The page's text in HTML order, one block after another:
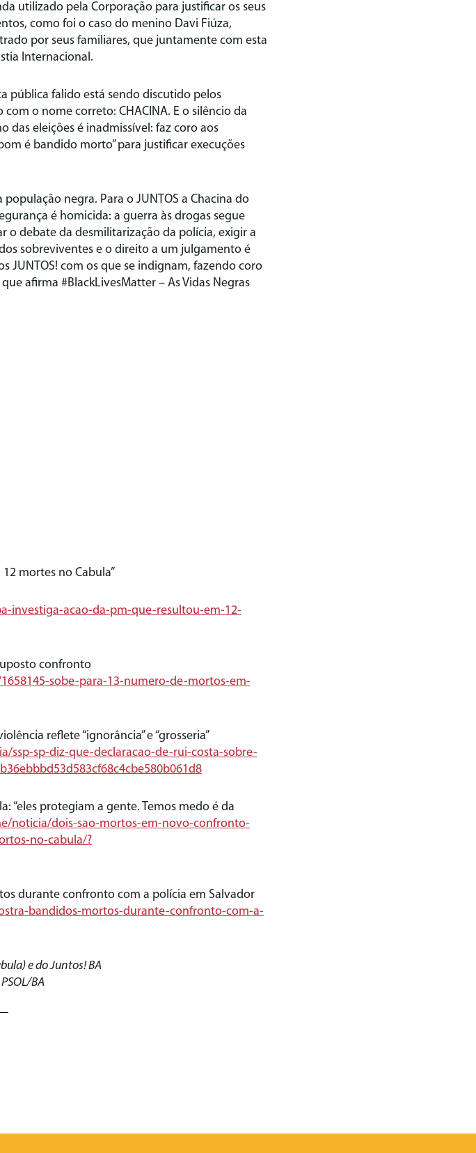
utilizado pela Corporação para justificar os seus
como foi o caso do menino Davi Fiúza,
por seus familiares, que juntamente com esta
Internacional.
pública falido está sendo discutido pelos
o nome correto: CHACINA. E o silêncio da
eleições é inadmissível: faz coro aos
é bandido morto” para justificar execuções
negra. Para o JUNTOS a Chacina do
é homicida: a guerra às drogas segue
o debate da desmilitarização da polícia, exigir a
sobreviventes e o direito a um julgamento é
JUNTOS! com os que se indignam, fazendo coro
afirma #BlackLivesMatter – As Vidas Negras
mortes no Cabula”
investiga-acao-da-pm-que-resultou-em-12-
confronto
sobe-para-13-numero-de-mortos-em-
reflete “ignorância” e “grosseria”
ssp-sp-diz-que-declaracao-de-rui-costa-sobre-
“eles protegiam a gente. Temos medo é da
noticia/dois-sao-mortos-em-novo-confronto-
no-cabula/?
durante confronto com a polícia em Salvador
bandidos-mortos-durante-confronto-com-a-
e do Juntos! BA
BA